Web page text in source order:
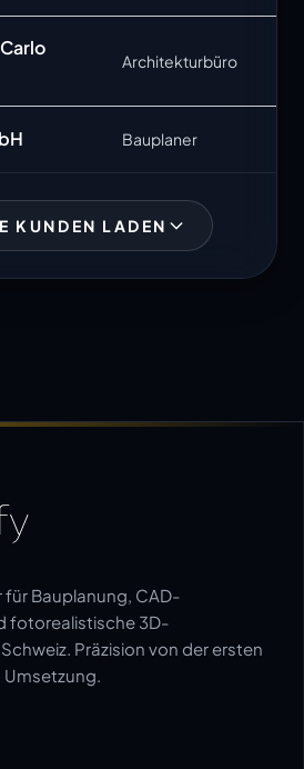
Architekturbüro
Bauplaner
KUNDEN LADEN
für Bauplanung, CAD-
fotorealistische 3D-
Präzision von der ersten
Umsetzung.